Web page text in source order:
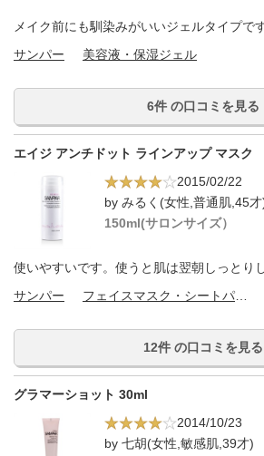
メイク前にも馴染みがいいジェルタイプで
サンパー
美容液・保湿ジェル
6件 の口コミを見る
エイジ アンチドット ラインアップ マスク
2015/02/22
by みるく(女性,普通肌,45才
150ml(サロンサイズ）
使いやすいです。使うと肌は翌朝しっとり
サンパー
12件 の口コミを見る
グラマーショット 30ml
2014/10/23
by 七胡(女性,敏感肌,39才)